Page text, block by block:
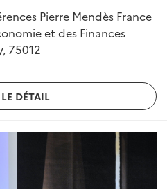
Pierre Mendès France
et des Finances
75012
DÉTAIL